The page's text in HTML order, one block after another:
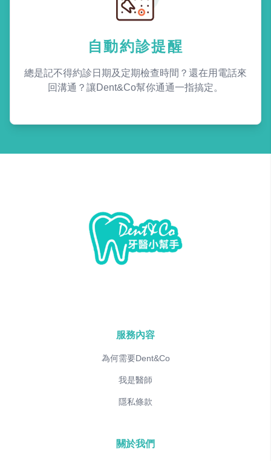
自動約診提醒
總是記不得約診日期及定期檢查時間？還在用電話來
回溝通？讓Dent&Co幫你通通一指搞定。
服務內容
為何需要Dent&Co
我是醫師
隱私條款
關於我們